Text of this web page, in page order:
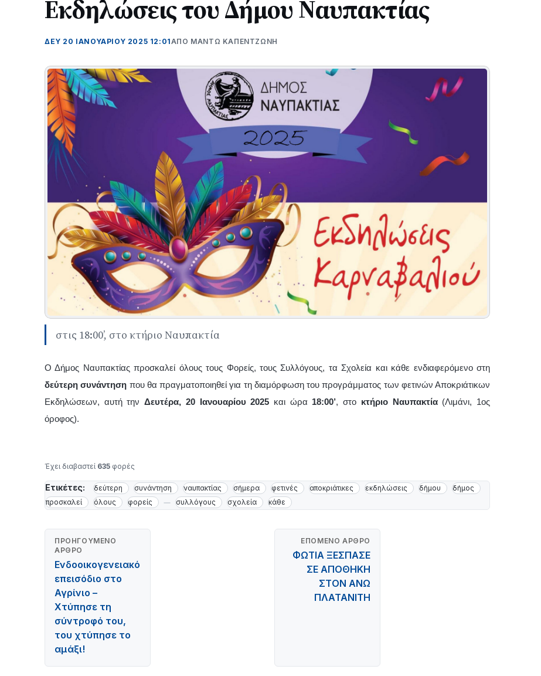
Εκδηλώσεις του Δήμου Ναυπακτίας
ΔΕΥ 20 ΙΑΝΟΥΑΡΊΟΥ 2025 12:01ΑΠΌ ΜΑΝΤΩ ΚΑΠΕΝΤΖΩΝΗ
στις 18:00’, στο κτήριο Ναυπακτία
Ο Δήμος Ναυπακτίας προσκαλεί όλους τους Φορείς, τους Συλλόγους, τα Σχολεία και κάθε ενδιαφερόμενο στη
δεύτερη συνάντηση που θα πραγματοποιηθεί για τη διαμόρφωση του προγράμματος των φετινών Αποκριάτικων
Εκδηλώσεων, αυτή τηνΔευτέρα, 20 Ιανουαρίου 2025 και ώρα 18:00’, στο κτήριο Ναυπακτία(Λιμάνι, 1ος
όροφος).
Έχει διαβαστεί 635 φορές
Ετικέτες: δεύτερη συνάντηση ναυπακτίας σήμερα φετινές αποκριάτικες εκδηλώσεις δήμου
δήμος
προσκαλεί
όλους φορείς συλλόγους σχολεία κάθε
ΠΡΟΗΓΟΎΜΕΝΟ
ΆΡΘΡΟ
Ενδοοικογενειακό
επεισόδιο στο
Αγρίνιο –
Χτύπησε τη
σύντροφό του,
του χτύπησε το
αμάξι!
ΕΠΌΜΕΝΟ ΆΡΘΡΟ
ΦΩΤΙΑ ΞΕΣΠΑΣΕ
ΣΕ ΑΠΟΘΗΚΗ
ΣΤΟΝ ΑΝΩ
ΠΛΑΤΑΝΙΤΗ